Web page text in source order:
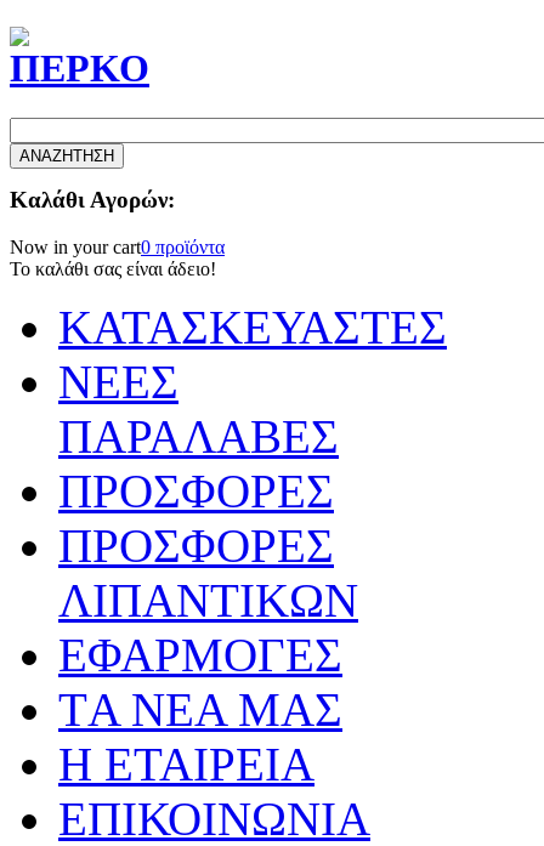
Καλάθι Αγορών:
Now in your cart0 προϊόντα
Το καλάθι σας είναι άδειο!
ΚΑΤΑΣΚΕΥΑΣΤΕΣ
ΝΕΕΣ
ΠΑΡΑΛΑΒΕΣ
ΠΡΟΣΦΟΡΕΣ
ΠΡΟΣΦΟΡΕΣ
ΛΙΠΑΝΤΙΚΩΝ
ΕΦΑΡΜΟΓΕΣ
TΑ ΝΕΑ ΜΑΣ
Η ΕΤΑΙΡΕΙΑ
ΕΠΙΚΟΙΝΩΝΙΑ